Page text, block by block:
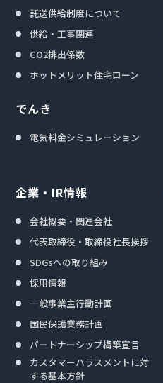
託送供給制度について
供給・工事関連
CO2排出係数
ホットメリット住宅ローン
でんき
電気料金シミュレーション
企業・IR情報
会社概要・関連会社
代表取締役・取締役社長挨拶
SDGsへの取り組み
採用情報
一般事業主行動計画
国民保護業務計画
パートナーシップ構築宣言
カスタマーハラスメントに対
する基本方針